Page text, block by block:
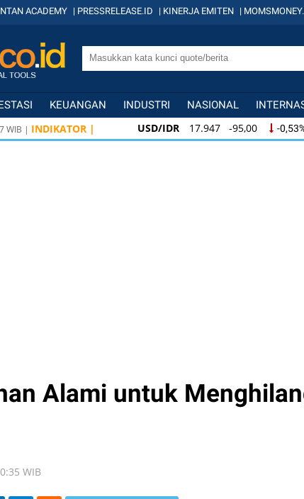
ACADEMY | PRESSRELEASE.ID | KINERJA EMITEN |
KEUANGAN INDUSTRI NASIONAL
WIB | INDIKATOR | USD/IDR 17.947 -95,00 -
USD/IDR 17.947 -95,00 -
Alami untuk
WIB